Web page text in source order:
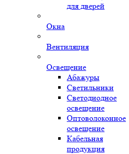
для дверей
Окна
Вентиляция
Освещение
Абажуры
Светильники
Светодиодное
освещение
Оптоволоконное
освещение
Кабельная
продукция